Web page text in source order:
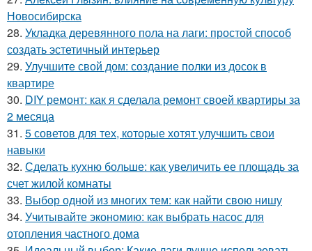
Новосибирска
28. Укладка деревянного пола на лаги: простой способ
создать эстетичный интерьер
29. Улучшите свой дом: создание полки из досок в
квартире
30. DIY ремонт: как я сделала ремонт своей квартиры за
2 месяца
31. 5 советов для тех, которые хотят улучшить свои
навыки
32. Сделать кухню больше: как увеличить ее площадь за
счет жилой комнаты
33. Выбор одной из многих тем: как найти свою нишу
34. Учитывайте экономию: как выбрать насос для
отопления частного дома